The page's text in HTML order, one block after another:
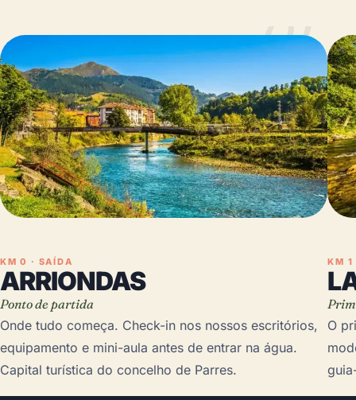
01
KM 0 · SAÍDA
ARRIONDAS
Ponto de partida
Onde tudo começa. Check-in nos nossos escritórios,
equipamento e mini-aula antes de entrar na água.
Capital turística do concelho de Parres.
KM 1
O